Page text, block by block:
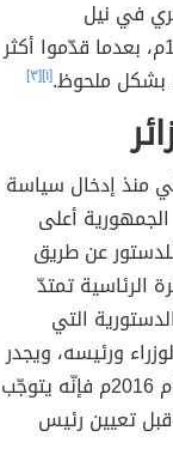
في الخامس من تمّوز من عام 1962م، بعدما قدّموا أكثر
بشكل ملحوظ.[١] [٣]
منذ إدخال سياسة
ويُمثّل رئيس الجمهورية أعلى
عن طريق
الرئاسية تمتدّ
التي
ورئيسه، ويجدر
بالذكر أنّه وِفقاً للتعديلات الدستورية في العام 2016م فإنّه يتوجّب
قبل تعيين رئيس